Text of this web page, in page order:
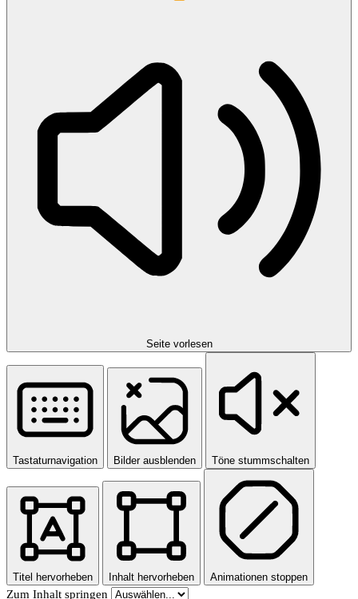
Seite vorlesen
Tastaturnavigation Bilder ausblenden Töne stummschalten
Titel hervorheben Inhalt hervorheben Animationen stoppen
Zum Inhalt springen